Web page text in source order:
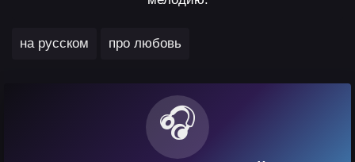
на русском
про любовь
🎧